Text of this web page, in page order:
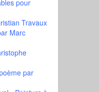
pour
Travaux
Marc
par